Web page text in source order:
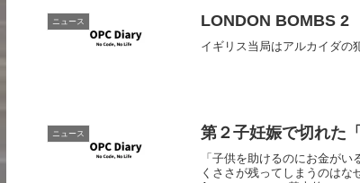
ニュース LONDON BOMBS 2
イギリス当局はアルカイダの
ニュース 第２子妊娠で切れた
「子供を助けるのにお金が
くささが残ってしまうのは